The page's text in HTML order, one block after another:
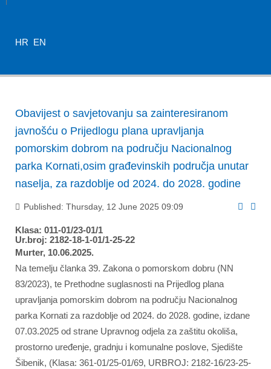
HR EN
Obavijest o savjetovanju sa zainteresiranom
javnošću o Prijedlogu plana upravljanja
pomorskim dobrom na području Nacionalnog
parka Kornati,osim građevinskih područja unutar
naselja, za razdoblje od 2024. do 2028. godine
Published: Thursday, 12 June 2025 09:09
Klasa: 011-01/23-01/1
Ur.broj: 2182-18-1-01/1-25-22
Murter, 10.06.2025.
Na temelju članka 39. Zakona o pomorskom dobru (NN
83/2023), te Prethodne suglasnosti na Prijedlog plana
upravljanja pomorskim dobrom na području Nacionalnog
parka Kornati za razdoblje od 2024. do 2028. godine, izdane
07.03.2025 od strane Upravnog odjela za zaštitu okoliša,
prostorno uređenje, gradnju i komunalne poslove, Sjedište
Šibenik, (Klasa: 361-01/25-01/69, URBROJ: 2182-16/23-25-